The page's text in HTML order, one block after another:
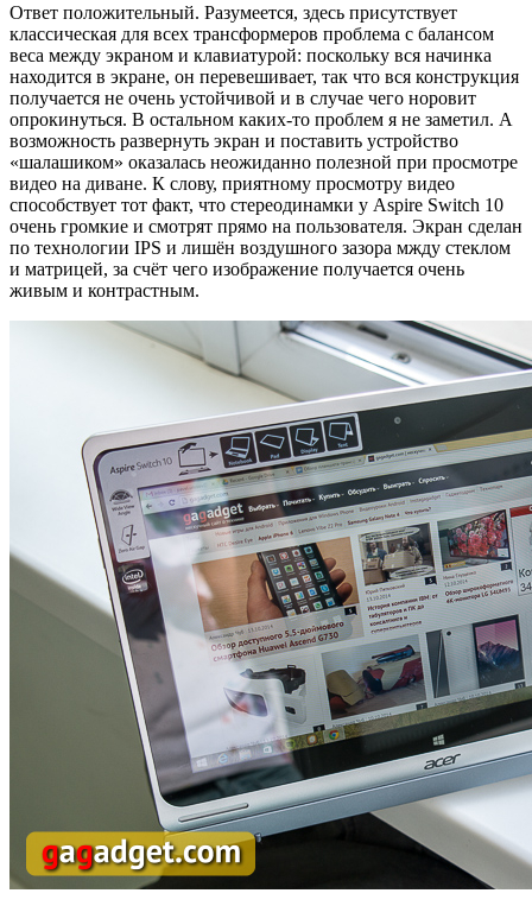
Ответ положительный. Разумеется, здесь присутствует
классическая для всех трансформеров проблема с балансом
веса между экраном и клавиатурой: поскольку вся начинка
находится в экране, он перевешивает, так что вся конструкция
получается не очень устойчивой и в случае чего норовит
опрокинуться. В остальном каких-то проблем я не заметил. А
возможность развернуть экран и поставить устройство
«шалашиком» оказалась неожиданно полезной при просмотре
видео на диване. К слову, приятному просмотру видео
способствует тот факт, что стереодинамки у Aspire Switch 10
очень громкие и смотрят прямо на пользователя. Экран сделан
по технологии IPS и лишён воздушного зазора мжду стеклом
и матрицей, за счёт чего изображение получается очень
живым и контрастным.